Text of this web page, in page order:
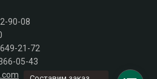
90-08
21-72
05-43